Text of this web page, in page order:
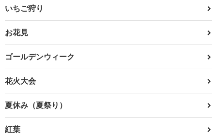
いちご狩り
お花見
ゴールデンウィーク
花火大会
夏休み（夏祭り）
紅葉